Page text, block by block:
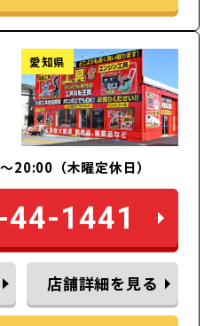
愛知県
20:00（木曜定休日）
1441
店舗詳細を見る